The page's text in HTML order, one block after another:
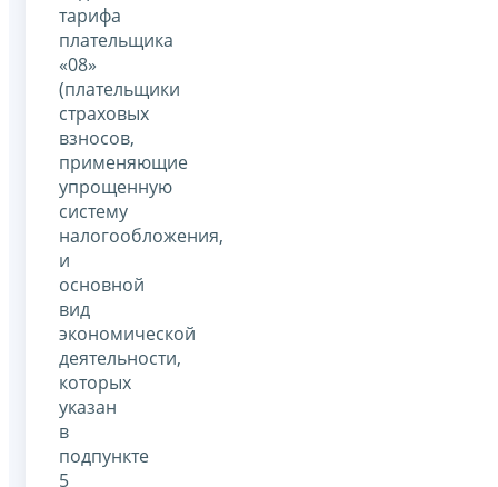
тарифа
плательщика
«08»
(плательщики
страховых
взносов,
применяющие
упрощенную
систему
налогообложения,
и
основной
вид
экономической
деятельности,
которых
указан
в
подпункте
5